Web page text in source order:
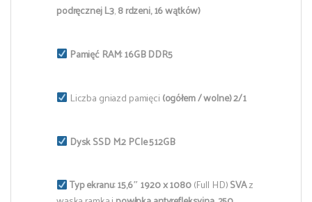
podręcznej L3,8 rdzeni, 16 wątków)
Pamięć RAM: 16GBDDR5
Liczba gniazd pamięci (ogółem / wolne) 2/1
Dysk SSD M.2 PCIe 512GB
Typ ekranu:15,6″ 1920 x 1080(Full HD)SVAz